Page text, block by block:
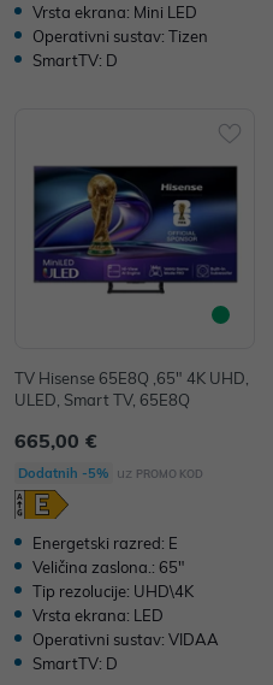
Vrsta ekrana: Mini LED
Operativni sustav: Tizen
SmartTV: D
TV Hisense 65E8Q ,65" 4K UHD,
ULED, Smart TV, 65E8Q
665,00 €
Dodatnih -5% uz PROMO KOD
Energetski razred: E
Veličina zaslona.: 65"
Tip rezolucije: UHD\4K
Vrsta ekrana: LED
Operativni sustav: VIDAA
SmartTV: D